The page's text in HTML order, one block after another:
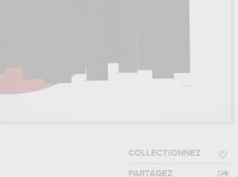
COLLECTIONNEZ
PARTAGEZ